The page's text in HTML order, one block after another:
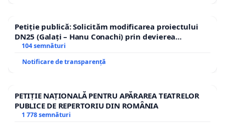
Petiție publică: Solicităm modificarea proiectului
DN25 (Galați – Hanu Conachi) prin devierea
traseului în afara localităților!
104 semnături
Notificare de transparență
PETIȚIE NAȚIONALĂ PENTRU APĂRAREA TEATRELOR
PUBLICE DE REPERTORIU DIN ROMÂNIA
1 778 semnături